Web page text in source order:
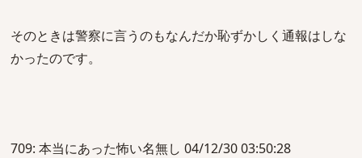
そのときは警察に言うのもなんだか恥ずかしく通報はしな
かったのです。
709: 本当にあった怖い名無し 04/12/30 03:50:28